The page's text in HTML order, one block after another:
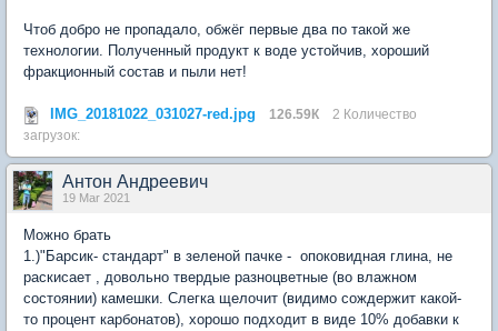
Чтоб добро не пропадало, обжёг первые два по такой же
технологии. Полученный продукт к воде устойчив, хороший
фракционный состав и пыли нет!
IMG_20181022_031027-red.jpg 126.59К
2 Количество
загрузок:
Антон Андреевич
19 Mar 2021
Можно брать
1.)"Барсик- стандарт" в зеленой пачке - опоковидная глина, не
раскисает , довольно твердые разноцветные (во влажном
состоянии) камешки. Слегка щелочит (видимо сождержит какой-
то процент карбонатов), хорошо подходит в виде 10% добавки к